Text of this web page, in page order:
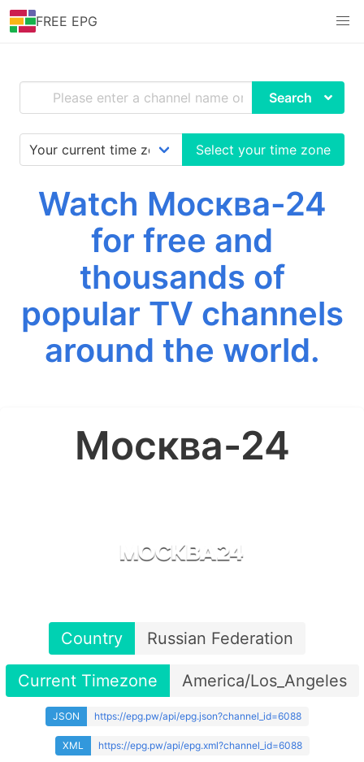
FREE EPG
Search
Select your time zone
Watch Москва-24
for free and
thousands of
popular TV channels
around the world.
Москва-24
Country Russian Federation
Current Timezone America/Los_Angeles
JSON https://epg.pw/api/epg.json?channel_id=6088
XML https://epg.pw/api/epg.xml?channel_id=6088